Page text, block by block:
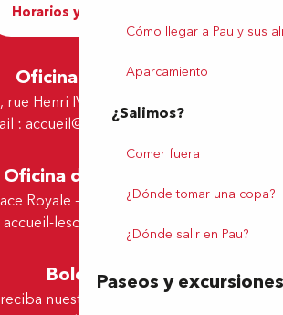
Cómo llegar a Pau y sus
Aparcamiento
¿Salimos?
Comer fuera
¿Dónde tomar una copa?
¿Dónde salir en Pau?
Paseos y excursiones
Horarios y contacto
Oficina de Pau
rue Henri IV - 64000 Pau
: accueil@tourismepau.fr
Oficina de Lescar
Royale - 64230 Lescar
accueil-lescar@tourismepau.fr
Boletín
nuestras ofertas y noticias por